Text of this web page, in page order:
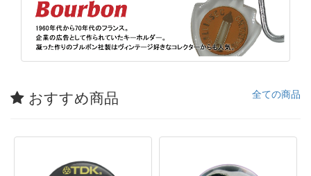
おすすめ商品 全ての商品